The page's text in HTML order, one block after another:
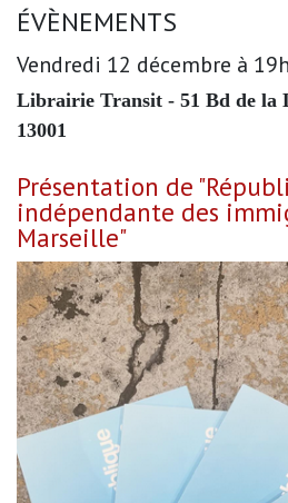
ÉVÈNEMENTS
Vendredi 12 décembre à 19h
Librairie Transit - 51 Bd de la
13001
Présentation de
indépendante des
Marseille"